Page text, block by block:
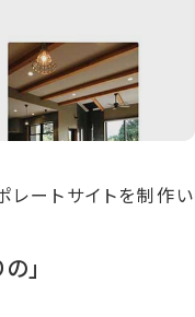
レートサイトを制作い
」